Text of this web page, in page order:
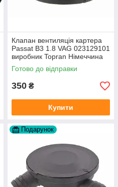
Клапан вентиляція картера
Passat B3 1.8 VAG 023129101
виробник Topran Німеччина
Готово до відправки
350 ₴
Купити
Подарунок